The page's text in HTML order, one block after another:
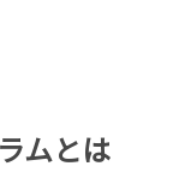
ムとは